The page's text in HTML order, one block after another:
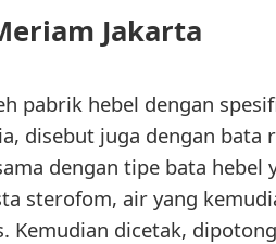
Jakarta
pabrik hebel dengan
disebut juga dengan bata
dengan tipe bata hebel
sterofom, air yang
Kemudian dicetak,